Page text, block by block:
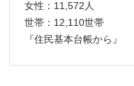
女性：11,572人
世帯：12,110世帯
『住民基本台帳から』